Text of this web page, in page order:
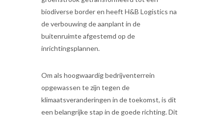
biodiverse border en heeft H&B Logistics na
de verbouwing de aanplant in de
buitenruimte afgestemd op de
inrichtingsplannen.
Om als hoogwaardig bedrijventerrein
opgewassen te zijn tegen de
klimaatsveranderingen in de toekomst, is dit
een belangrijke stap in de goede richting. Dit